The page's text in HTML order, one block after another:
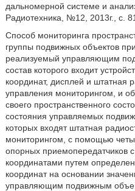
дальномерной системе и
Радиотехника, №12, 2013г., с.
Способ мониторинга
группы подвижных объектов
реализуемый управляющим
состав которого входит
координат, дисплей и штатная
управления мониторингом, и
своего пространственного
состояния управляемых
которых входят штатная
мониторингом, с помощью
опорных приемопередатчиков
координатами путем
координат на основании
управляющим подвижным